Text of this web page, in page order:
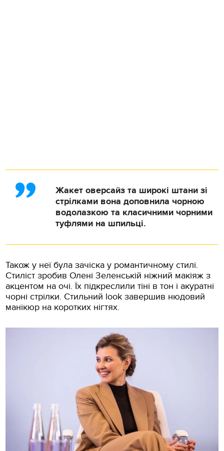
Жакет оверсайз та широкі штани зі
стрілками вона доповнила чорною
водолазкою та класичними чорними
туфлями на шпильці.
Також у неї була зачіска у романтичному стилі.
Стиліст зробив Олені Зеленській ніжний макіяж з
акцентом на очі. Їх підкреслили тіні в тон і акуратні
чорні стрілки. Стильний look завершив нюдовий
манікюр на коротких нігтях.